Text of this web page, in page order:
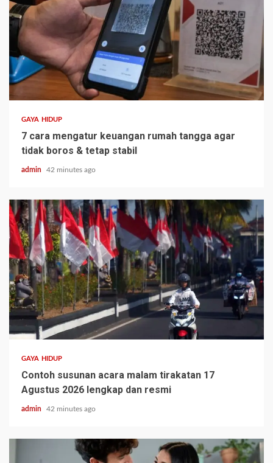
GAYA HIDUP
7 cara mengatur keuangan rumah tangga agar
tidak boros & tetap stabil
admin 42 minutes ago
GAYA HIDUP
Contoh susunan acara malam tirakatan 17
Agustus 2026 lengkap dan resmi
admin 42 minutes ago